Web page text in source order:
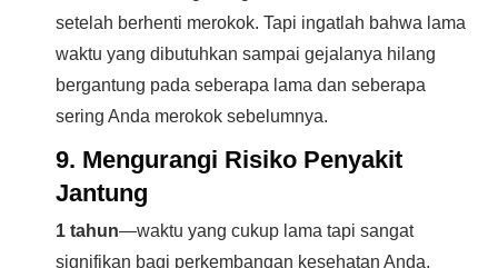
setelah berhenti merokok. Tapi ingatlah bahwa lama
waktu yang dibutuhkan sampai gejalanya hilang
bergantung pada seberapa lama dan seberapa
sering Anda merokok sebelumnya.
9. Mengurangi Risiko Penyakit
Jantung
1 tahun—waktu yang cukup lama tapi sangat
signifikan bagi perkembangan kesehatan Anda.